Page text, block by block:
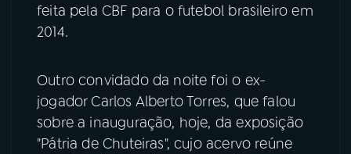
ACOMPANHE A RÁDIO NACIONAL
Instagram X
TikTok
feita pela CBF para o futebol brasileiro em
2014.
Outro convidado da noite foi o ex-
jogador Carlos Alberto Torres, que falou
sobre a inauguração, hoje, da exposição
"Pátria de Chuteiras", cujo acervo reúne